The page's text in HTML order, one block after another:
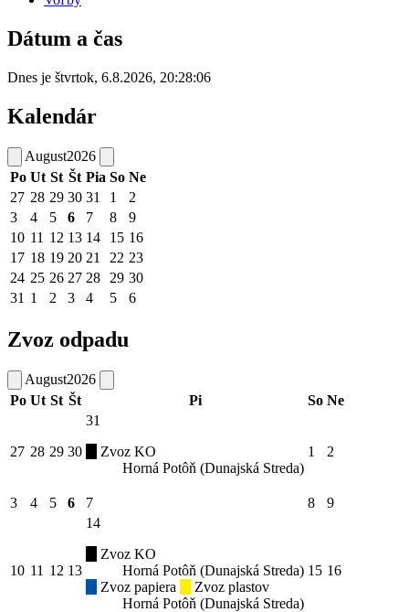
Dátum a čas
Dnes je štvrtok, 6.8.2026, 20:28:06
Kalendár
August2026
Po Ut St Št Pia So Ne
27 28 29 30 31 1
2
3
4 5 6 7 8
9
10 11 12 13 14 15 16
17 18 19 20 21 22 23
24 25 26 27 28 29 30
31 1 2 3 4 5 6
Zvoz odpadu
August2026
Po Ut St Št Pi So Ne
27 28 29 30
31
Zvoz KO
Horná Potôň (Dunajská Streda)
1 2
3 4 5 6 7 8 9
10 11 12 13
14
Zvoz KO
Horná Potôň (Dunajská Streda)
Zvoz papiera
Zvoz plastov
Horná Potôň (Dunajská Streda)
15 16